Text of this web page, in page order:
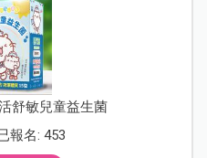
舒敏兒童益生菌
報名: 453